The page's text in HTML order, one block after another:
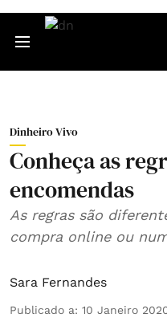
Dinheiro Vivo
Conheça as
encomendas
As regras são
compra online ou
Sara Fernandes
Publicado a: 10 Janeiro